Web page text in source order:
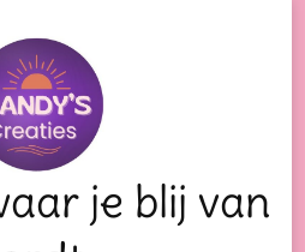
je blij van